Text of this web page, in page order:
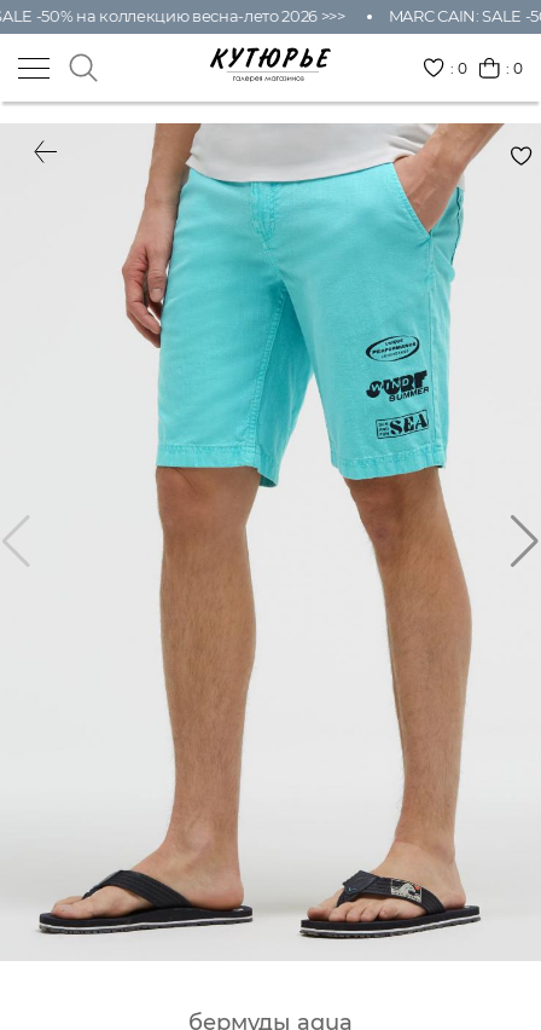
-50% на коллекцию весна-лето 2026 >>> MARC CAIN: SALE
:0 : 0
бермуды aqua